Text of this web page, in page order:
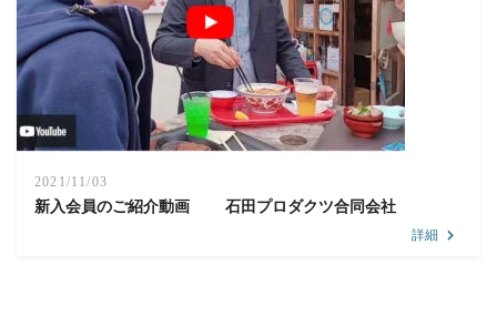
2021/11/03
新入会員のご紹介動画 石田プロダクツ合同会社
詳細